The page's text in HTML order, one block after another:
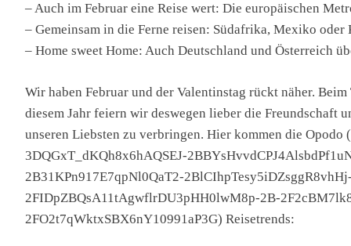
– Auch im Februar eine Reise wert: Die europäischen
– Gemeinsam in die Ferne reisen: Südafrika, Mexiko
– Home sweet Home: Auch Deutschland und Österreich
Wir haben Februar und der Valentinstag rückt näher.
diesem Jahr feiern wir deswegen lieber die Freundschaft
unseren Liebsten zu verbringen. Hier kommen die
3DQGxT_dKQh8x6hAQSEJ-
2B31KPn917E7qpNl0QaT2-
2FIDpZBQsA11tAgwflrDU3pHH0lwM8p-2B-
2FO2t7qWktxSBX6nY10991aP3G) Reisetrends: